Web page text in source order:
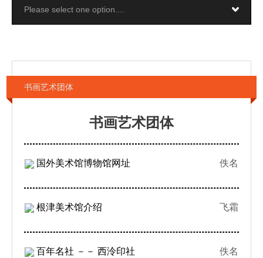
书画艺术团体
书画艺术团体
国外美术馆博物馆网址 佚名
根津美术馆介绍 飞霜
百年名社 －－ 西泠印社 佚名